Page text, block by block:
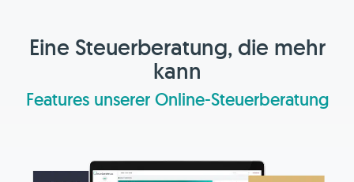
Eine Steuerberatung, die mehr
kann
Features unserer Online-Steuerberatung